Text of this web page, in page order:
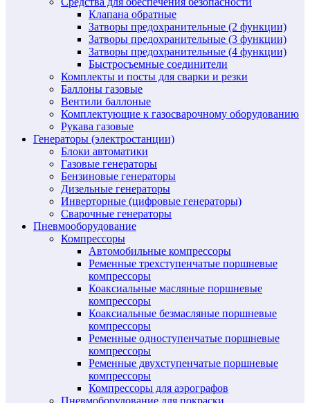
Клапана обратные
Затворы предохранительные (2 функции)
Затворы предохранительные (3 функции)
Затворы предохранительные (4 функции)
Быстросъемные соединители
Комплекты и посты для сварки и резки
Баллоны газовые
Вентили баллоные
Комплектующие к газосварочному оборудованию
Рукава газовые
Генераторы (электростанции)
Блоки автоматики
Газовые генераторы
Бензиновые генераторы
Дизельные генераторы
Инверторные (цифровые генераторы)
Сварочные генераторы
Пневмооборудование
Компрессоры
Автомобильные компрессоры
Ременные трехступенчатые поршневые
компрессоры
Коаксиальные масляные поршневые
компрессоры
Коаксиальные безмасляные поршневые
компрессоры
Ременные одноступенчатые поршневые
компрессоры
Ременные двухступенчатые поршневые
компрессоры
Компрессоры для аэрографов